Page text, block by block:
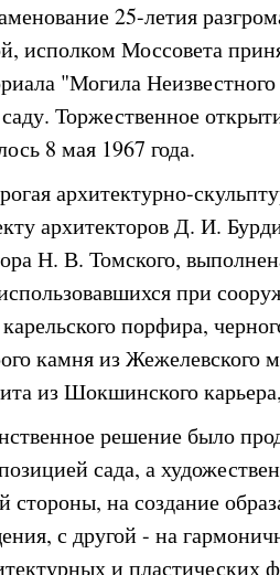
25-летия
исполком Моссовета
"Могила Неизвестного
Торжественное
8 мая 1967 года.
архитектурно-
архитекторов Д. И.
Н. В. Томского,
при
порфира,
камня из Жежелевского
из Шокшинского
решение было
сада, а
стороны, на создание
с другой - на
и пластических